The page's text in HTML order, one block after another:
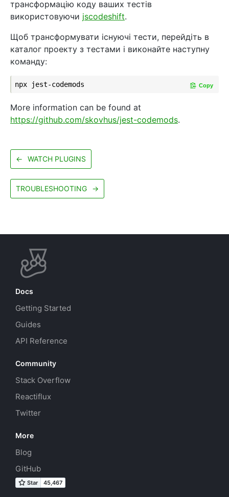
трансформацію коду ваших тестів
використовуючи jscodeshift.
Щоб трансформувати існуючі тести, перейдіть в
каталог проекту з тестами і виконайте наступну
команду:
Copy
More information can be found at
https://github.com/skovhus/jest-codemods.
← WATCH PLUGINS
TROUBLESHOOTING →
Docs
Getting Started
Guides
API Reference
Community
Stack Overflow
Reactiflux
Twitter
More
Blog
GitHub